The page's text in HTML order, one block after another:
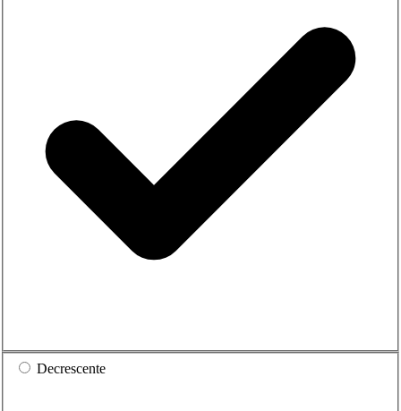
Decrescente